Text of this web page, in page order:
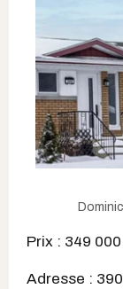
Prix : 349 000
Adresse :